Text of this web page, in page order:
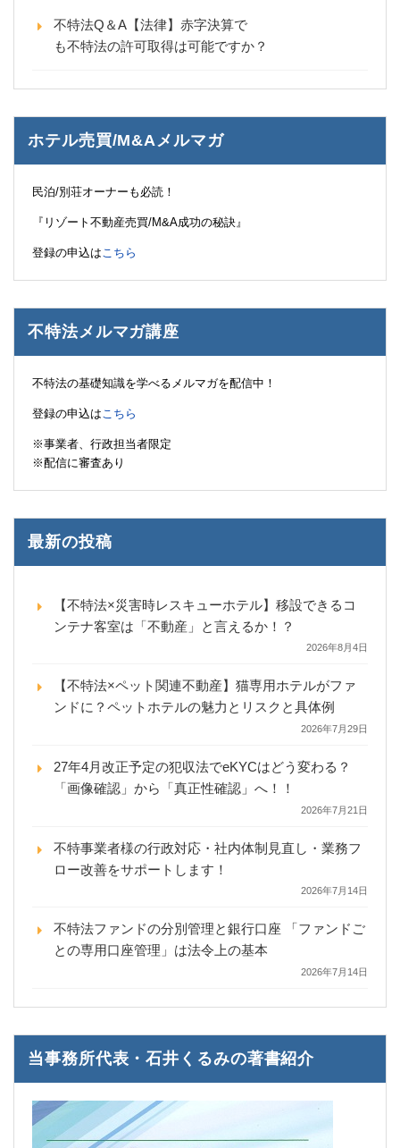
不特法Q＆A【法律】赤字決算で
も不特法の許可取得は可能ですか？
ホテル売買/M&Aメルマガ
民泊/別荘オーナーも必読！
『リゾート不動産売買/M&A成功の秘訣』
登録の申込は こちら
不特法メルマガ講座
不特法の基礎知識を学べるメルマガを配信中！
登録の申込は こちら
※事業者、行政担当者限定
※配信に審査あり
最新の投稿
【不特法×災害時レスキューホテル】移設できるコ
ンテナ客室は「不動産」と言えるか！？
2026年8月4日
【不特法×ペット関連不動産】猫専用ホテルがファ
ンドに？ペットホテルの魅力とリスクと具体例
2026年7月29日
27年4月改正予定の犯収法でeKYCはどう変わる？
「画像確認」から「真正性確認」へ！！
2026年7月21日
不特事業者様の行政対応・社内体制見直し・業務フ
ロー改善をサポートします！
2026年7月14日
不特法ファンドの分別管理と銀行口座 「ファンドご
との専用口座管理」は法令上の基本
2026年7月14日
当事務所代表・石井くるみの著書紹介